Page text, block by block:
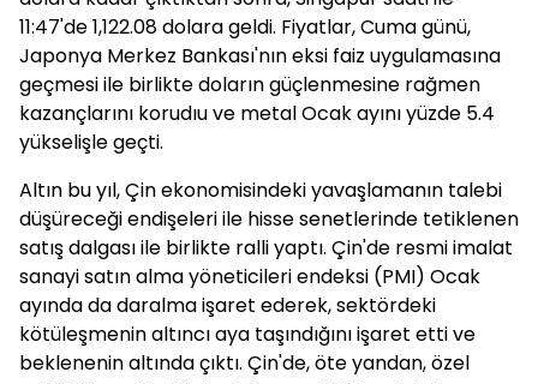
11:47'de 1,122.08 dolara geldi. Fiyatlar, Cuma günü,
Japonya Merkez Bankası'nın eksi faiz uygulamasına
geçmesi ile birlikte doların güçlenmesine rağmen
kazançlarını korudıu ve metal Ocak ayını yüzde 5.4
yükselişle geçti.
Altın bu yıl, Çin ekonomisindeki yavaşlamanın talebi
düşüreceği endişeleri ile hisse senetlerinde tetiklenen
satış dalgası ile birlikte ralli yaptı. Çin'de resmi imalat
sanayi satın alma yöneticileri endeksi (PMI) Ocak
ayında da daralma işaret ederek, sektördeki
kötüleşmenin altıncı aya taşındığını işaret etti ve
beklenenin altında çıktı. Çin'de, öte yandan, özel